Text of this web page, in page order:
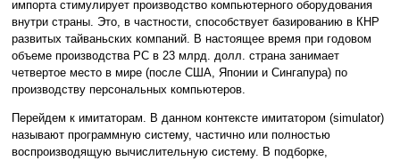
импорта стимулирует производство компьютерного оборудования
внутри страны. Это, в частности, способствует базированию в КНР
развитых тайваньских компаний. В настоящее время при годовом
объеме производства PC в 23 млрд. долл. страна занимает
четвертое место в мире (после США, Японии и Сингапура) по
производству персональных компьютеров.
Перейдем к имитаторам. В данном контексте имитатором (simulator)
называют программную систему, частично или полностью
воспроизводящую вычислительную систему. В подборке,